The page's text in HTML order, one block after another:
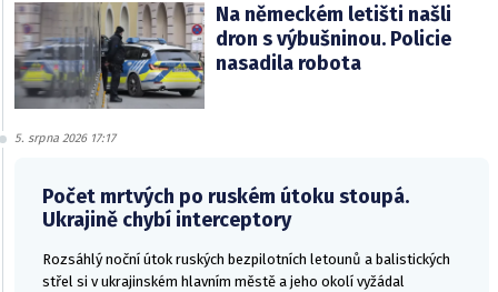
Na německém letišti našli
dron s výbušninou. Policie
nasadila robota
5. srpna 2026 17:17
Počet mrtvých po ruském útoku stoupá.
Ukrajině chybí interceptory
Rozsáhlý noční útok ruských bezpilotních letounů a balistických
střel si v ukrajinském hlavním městě a jeho okolí vyžádal